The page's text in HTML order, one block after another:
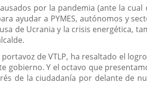
por la pandemia (ante la
ayudar a PYMES, autónomos y
de Ucrania y la crisis energética,
de VTLP, ha resaltado el
gobierno. Y el octavo que
de la ciudadanía por delante de